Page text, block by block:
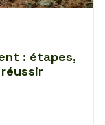
: étapes,